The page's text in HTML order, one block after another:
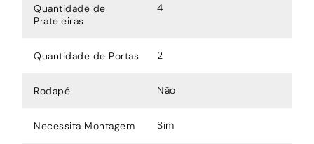
Quantidade de
Prateleiras
4
Quantidade de Portas 2
Rodapé Não
Necessita Montagem Sim